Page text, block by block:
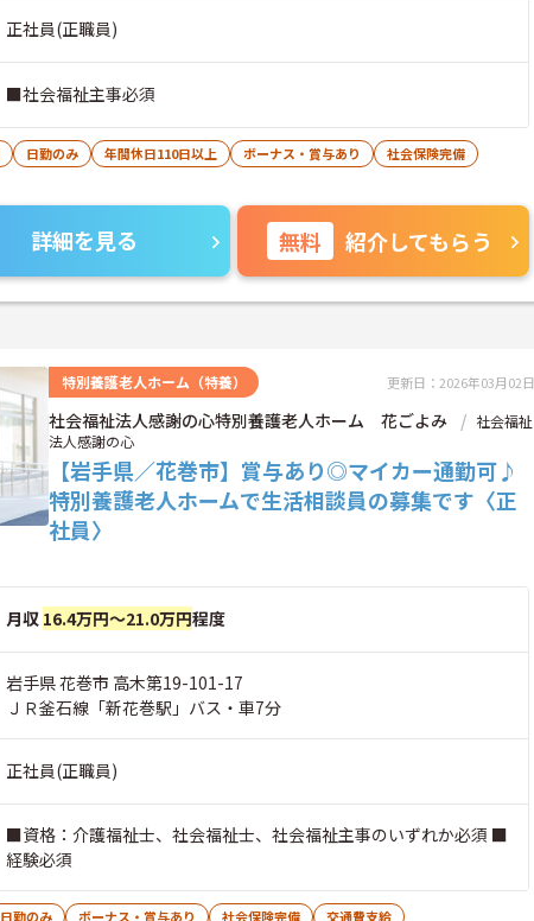
正社員(正職員)
■社会福祉主事必須
日勤のみ 年間休日110日以上 ボーナス・賞与あり
社会保険完備
詳細を見る 無料 紹介してもらう
特別養護老人ホーム（特養） 更新日：2026年03月02日
社会福祉法人感謝の心特別養護老人ホーム 花ごよみ
社会福祉
法人感謝の心
【岩手県／花巻市】賞与あり◎マイカー通勤可♪
特別養護老人ホームで生活相談員の募集です〈正
社員〉
月収 16.4万円～21.0万円程度
岩手県 花巻市 高木第19-101-17
ＪＲ釜石線「新花巻駅」バス・車7分
正社員(正職員)
■資格：介護福祉士、社会福祉士、社会福祉主事のいずれか必須 ■
経験必須
日勤のみ ボーナス・賞与あり 社会保険完備 交通費支給